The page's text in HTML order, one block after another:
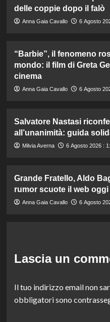
delle coppie dopo il falò
Anna Gaia Cavallo 6 Agosto
“Barbie”, il fenomeno
mondo: il film di Greta
cinema
Anna Gaia Cavallo 6 Agosto
Salvatore Nastasi
all’unanimità: guida
Milvia Averna 6 Agosto 2026 :
Grande Fratello, Aldo
rumor scuote il web oggi
Anna Gaia Cavallo 6 Agosto
Lascia un
Il tuo indirizzo email non
obbligatori sono